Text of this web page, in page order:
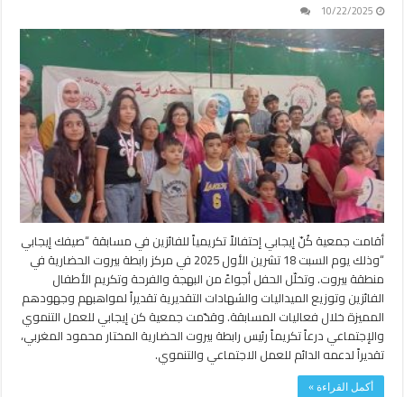
10/22/2025
أقامت جمعية كُنّ إيجابي إحتفالاً تكريمياً للفائزين في مسابقة “صيفك إيجابي
“وذلك يوم السبت 18 تشرين الأول 2025 في مركز رابطة بيروت الحضارية في
منطقة بيروت. وتخلّل الحفل أجواءً من البهجة والفرحة وتكريم الأطفال
الفائزين وتوزيع الميداليات والشهادات التقديرية تقديراً لمواهبهم وجهودهم
المميزة خلال فعاليات المسابقة. وقدّمت جمعية كن إيجابي للعمل التنموي
والإجتماعي درعاً تكريماً رئيس رابطة بيروت الحضارية المختار محمود المغربي،
تقديراً لدعمه الدائم للعمل الاجتماعي والتنموي.
أكمل القراءة »